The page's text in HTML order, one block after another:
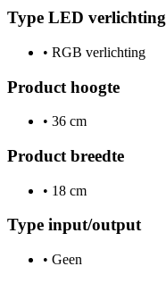
Type LED verlichting
• RGB verlichting
Product hoogte
• 36 cm
Product breedte
• 18 cm
Type input/output
• Geen